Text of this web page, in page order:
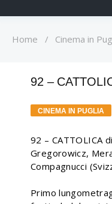
Home / Cinema in
92 –
CINEMA IN PUGLIA
92 – CATTOLICA
Gregorowicz,
Compagnucci
Primo